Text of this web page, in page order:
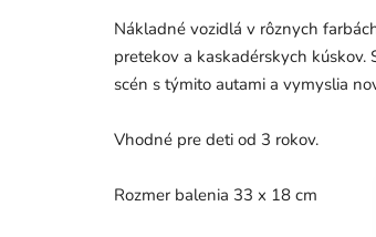
Nákladné vozidlá v rôznych
pretekov a kaskadérskych
scén s týmito autami a vymyslia
Vhodné pre deti od 3 rokov.
Rozmer balenia 33 x 18 cm